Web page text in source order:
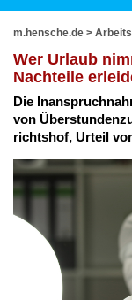
m.hensche.de >
Wer Ur­laub
Nach­tei­le
Die
von
richts­hof, Ur­teil